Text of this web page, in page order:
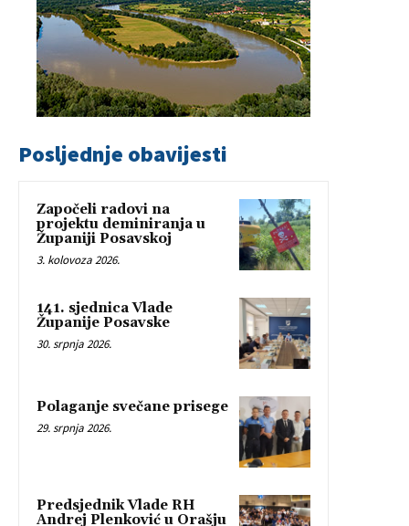
Posljednje obavijesti
Započeli radovi na
projektu deminiranja u
Županiji Posavskoj
3. kolovoza 2026.
141. sjednica Vlade
Županije Posavske
30. srpnja 2026.
Polaganje svečane prisege
29. srpnja 2026.
Predsjednik Vlade RH
Andrej Plenković u Orašju